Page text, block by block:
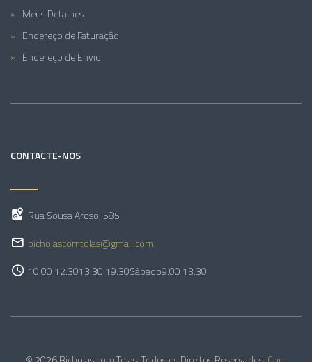
Meus Detalhes
Endereço de Faturação
Endereço de Envio
CONTACTE-NOS
Rua Sousa Aroso, 585
bicholascomtolas@gmail.com
10.00 12.3013.30 19.30Sábado9.00 13.30